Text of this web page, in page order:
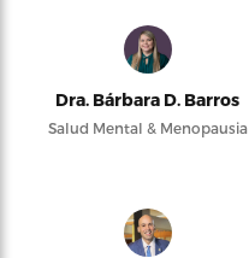
Dra. Bárbara D. Barros
Salud Mental & Menopausia